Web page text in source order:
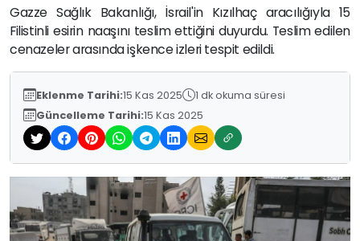
Gazze Sağlık Bakanlığı, İsrail'in Kızılhaç aracılığıyla 15
Filistinli esirin naaşını teslim ettiğini duyurdu. Teslim edilen
cenazeler arasında işkence izleri tespit edildi.
Eklenme Tarihi:15 Kas 2025
1 dk okuma süresi
Güncelleme Tarihi:15 Kas 2025